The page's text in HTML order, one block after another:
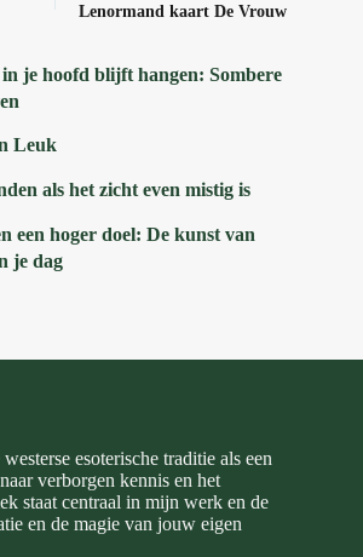
Lenormand kaart De Vrouw
je hoofd blijft hangen: Sombere
Leuk
als het zicht even mistig is
een hoger doel: De kunst van
je dag
esoterische traditie als een
verborgen kennis en het
staat centraal in mijn werk en de
en de magie van jouw eigen